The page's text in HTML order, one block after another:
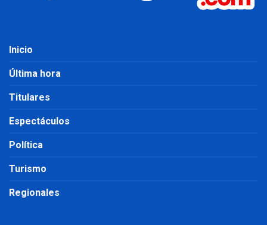
Inicio
Última hora
Titulares
Espectáculos
Política
Turismo
Regionales